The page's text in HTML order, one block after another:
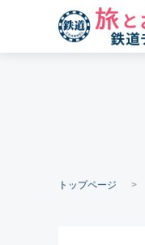
トップページ